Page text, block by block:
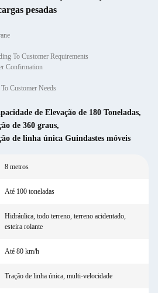
pesadas
To Customer Requirements
Confirmation
Customer Needs
de Elevação de 180 Toneladas,
de 360 graus,
de linha única Guindastes móveis
8 metros
Até 100 toneladas
Hidráulica, todo terreno, terreno acidentado,
esteira rolante
Até 80 km/h
Tração de linha única, multi-velocidade